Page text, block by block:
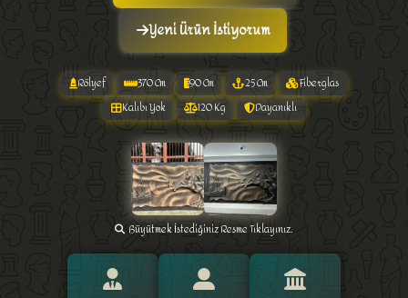
Yeni Ürün İstiyorum
Rölyef 370 Cm 90 Cm 25 Cm
Fiberglas
Kalıbı Yok
120 Kg Dayanıklı
Büyütmek İstediğiniz Resme Tıklayınız.